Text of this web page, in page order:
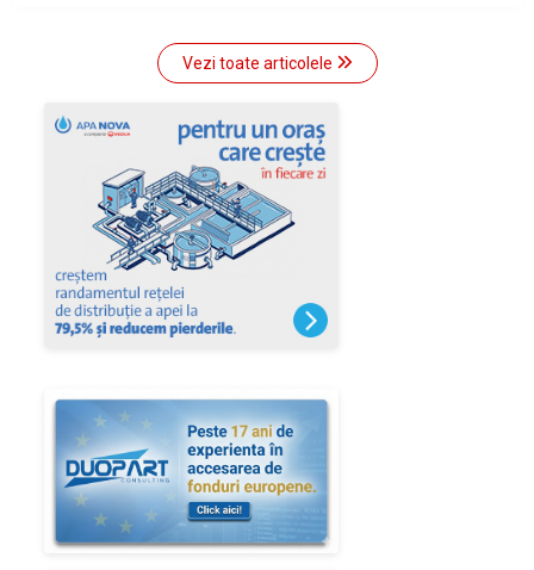
Vezi toate articolele